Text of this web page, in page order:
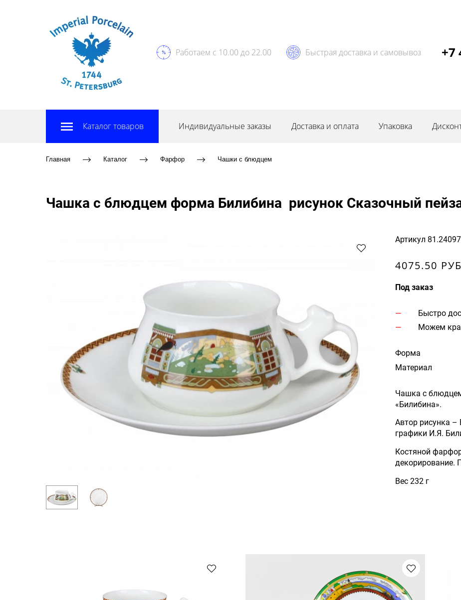
Работаем с 10.00 до 22.00 Быстрая доставка и самовывоз +7
Каталог товаров Индивидуальные заказы Доставка и оплата Упаковка
Главная Каталог Фарфор Чашки с блюдцем
Чашка с блюдцем форма Билибина рисунок Сказочный
Артикул
4075.50
Под заказ
Быстро
Можем
Форма
Материал
Чашка с
«Билибина».
Автор рисунка
графики И.Я.
Костяной
декорирование.
Вес 232 г